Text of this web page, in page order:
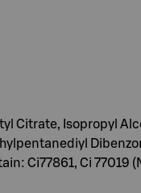
Citrate, Isopropyl
Ci77861, Ci 77019